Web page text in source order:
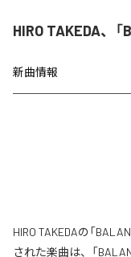
HIRO TAKEDA、
新曲情報
HIRO TAKEDAの「
された楽曲は、「